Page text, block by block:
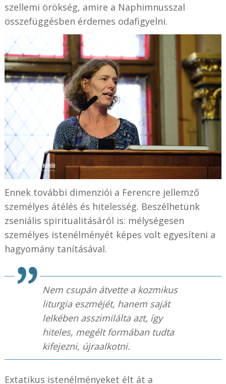
szellemi örökség, amire a Naphimnusszal
összefüggésben érdemes odafigyelni.
Ennek további dimenziói a Ferencre jellemző
személyes átélés és hitelesség. Beszélhetünk
zseniális spiritualitásáról is: mélységesen
személyes istenélményét képes volt egyesíteni a
hagyomány tanításával.
Nem csupán átvette a kozmikus
liturgia eszméjét, hanem saját
lelkében asszimilálta azt, így
hiteles, megélt formában tudta
kifejezni, újraalkotni.
Extatikus istenélményeket élt át a